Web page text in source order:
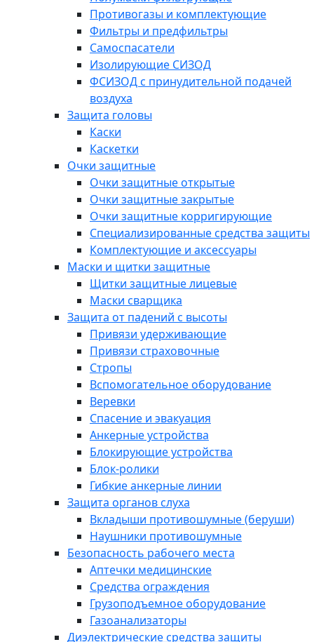
Противогазы и комплектующие
Фильтры и предфильтры
Самоспасатели
Изолирующие СИЗОД
ФСИЗОД с принудительной подачей
воздуха
Защита головы
Каски
Каскетки
Очки защитные
Очки защитные открытые
Очки защитные закрытые
Очки защитные корригирующие
Специализированные средства защиты
Комплектующие и аксессуары
Маски и щитки защитные
Щитки защитные лицевые
Маски сварщика
Защита от падений с высоты
Привязи удерживающие
Привязи страховочные
Стропы
Вспомогательное оборудование
Веревки
Спасение и эвакуация
Анкерные устройства
Блокирующие устройства
Блок-ролики
Гибкие анкерные линии
Защита органов слуха
Вкладыши противошумные (беруши)
Наушники противошумные
Безопасность рабочего места
Аптечки медицинские
Средства ограждения
Грузоподъемное оборудование
Газоанализаторы
Диэлектрические средства защиты